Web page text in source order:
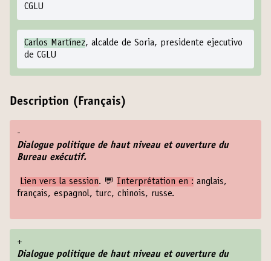
CGLU
Carlos Martínez, alcalde de Soria, presidente ejecutivo
de CGLU
Description (Français)
-
Dialogue politique de haut niveau et ouverture du
Bureau exécutif.
Lien vers la session. 💬 Interprétation en : anglais,
français, espagnol, turc, chinois, russe.
+
Dialogue politique de haut niveau et ouverture du